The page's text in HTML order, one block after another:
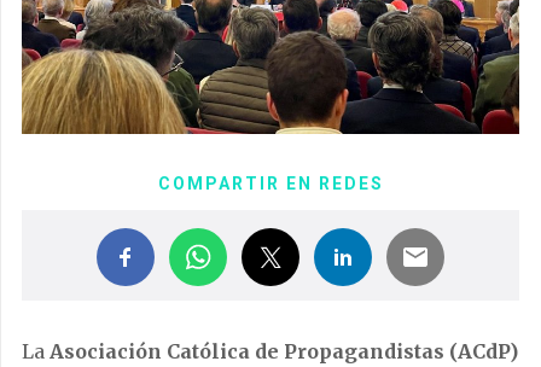
COMPARTIR EN REDES
La Asociación Católica de Propagandistas (ACdP)